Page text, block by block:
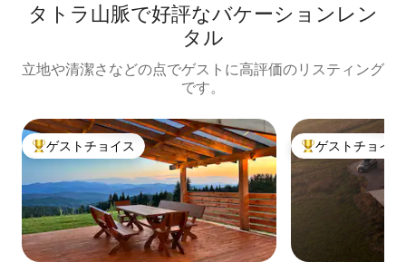
タトラ山脈で好評なバケーションレン
タル
立地や清潔さなどの点でゲストに高評価のリスティング
です。
大好評のゲストチョイスです。
ゲストチョイス 大好評のゲスト
ゲストチョイス